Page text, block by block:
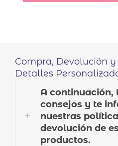
Compra, Devolución y
Detalles
A continuación,
consejos y te
nuestras
devolución de
productos.